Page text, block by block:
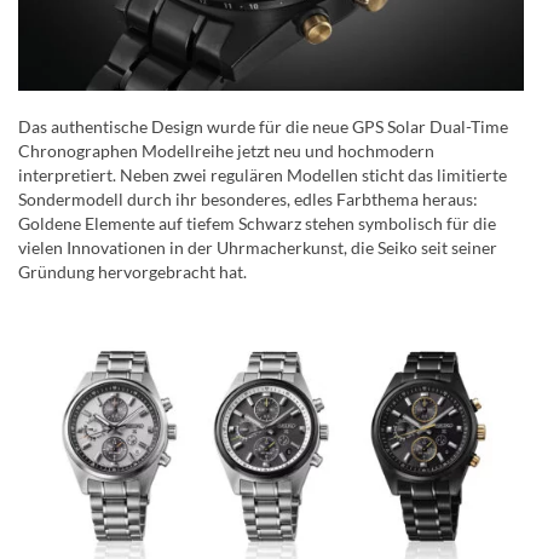
Das authentische Design wurde für die neue GPS Solar Dual-Time
Chronographen Modellreihe jetzt neu und hochmodern
interpretiert. Neben zwei regulären Modellen sticht das limitierte
Sondermodell durch ihr besonderes, edles Farbthema heraus:
Goldene Elemente auf tiefem Schwarz stehen symbolisch für die
vielen Innovationen in der Uhrmacherkunst, die Seiko seit seiner
Gründung hervorgebracht hat.